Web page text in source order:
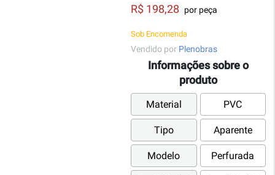
R$ 198,28 por peça
Sob Encomenda
Vendido por Plenobras
Informações sobre o
produto
Material PVC
Tipo Aparente
Modelo Perfurada